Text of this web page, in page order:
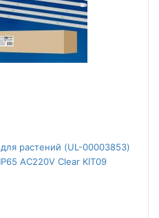
растений (UL-00003853)
AC220V Clear KIT09